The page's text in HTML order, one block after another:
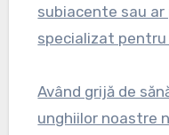
subiacente sau
specializat pentru
Având grijă de
unghiilor noastre